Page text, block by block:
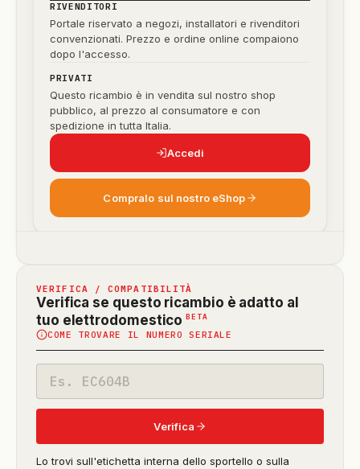
RIVENDITORI
Portale riservato a negozi, installatori e rivenditori
convenzionati. Prezzo e ordine online compaiono
dopo l'accesso.
PRIVATI
Questo ricambio è in vendita sul nostro shop
pubblico, al prezzo al consumatore e con
spedizione in tutta Italia.
Accedi
Compralo sul nostro eShop
VERIFICA / COMPATIBILITÀ
Verifica se questo ricambio è adatto al
tuo elettrodomestico BETA
in
beta)
COME TROVARE IL NUMERO SERIALE
modello
Verifica
Lo trovi sull'etichetta interna dello sportello o sulla